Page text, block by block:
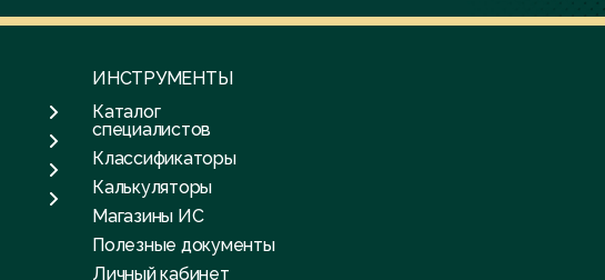
ИНСТРУМЕНТЫ
Каталог
специалистов
Классификаторы
Калькуляторы
Магазины ИС
Полезные документы
Личный кабинет